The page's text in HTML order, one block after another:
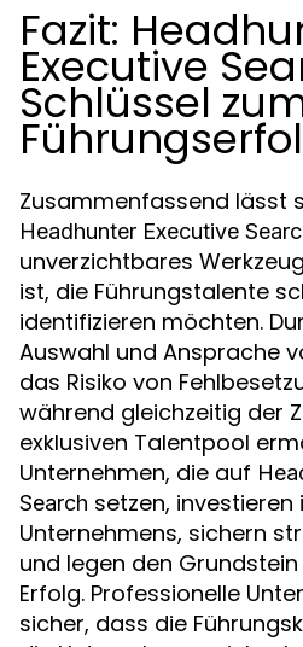
Fazit:
Executive
Schlüssel
Zusammenfassend lässt
Headhunter Executive
unverzichtbares
ist, die Führungstalente
identifizieren möchten.
Auswahl und Ansprache
das Risiko von
während gleichzeitig der
exklusiven Talentpool
Unternehmen, die auf
Search setzen, investieren
Unternehmens, sichern
und legen den
Erfolg. Professionelle
sicher, dass die